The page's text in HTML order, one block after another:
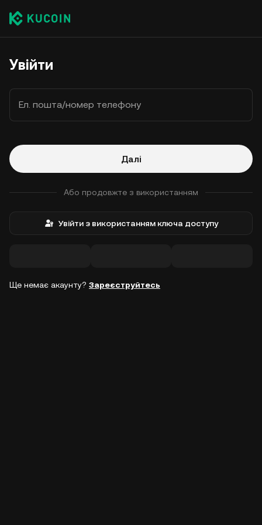
Увійти
Ел. пошта/номер телефону
Далі
Або продовжте з використанням
Увійти з використанням ключа доступу
Ще немає акаунту? Зареєструйтесь